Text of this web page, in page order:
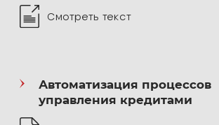
Информационные системы в
Смотреть текст
Автоматизация процессов
управления кредитами